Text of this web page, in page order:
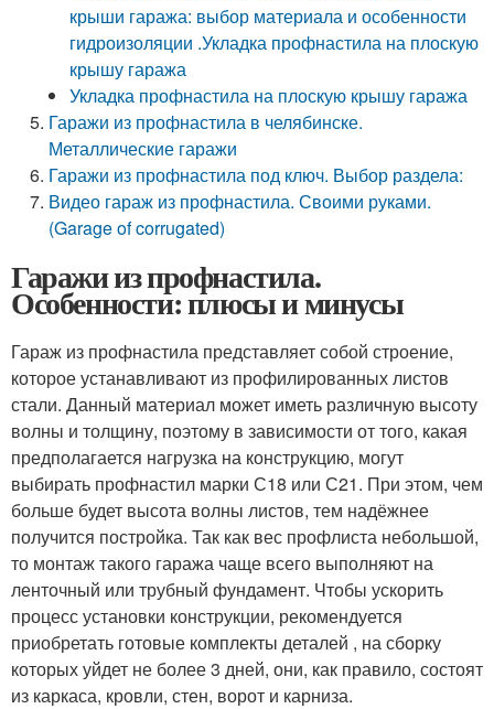
крыши гаража: выбор материала и особенности
гидроизоляции .Укладка профнастила на плоскую
крышу гаража
Укладка профнастила на плоскую крышу гаража
Гаражи из профнастила в челябинске.
Металлические гаражи
Гаражи из профнастила под ключ. Выбор раздела:
Видео гараж из профнастила. Своими руками.
(Garage of corrugated)
Гаражи из профнастила.
Особенности: плюсы и минусы
Гараж из профнастила представляет собой строение,
которое устанавливают из профилированных листов
стали. Данный материал может иметь различную высоту
волны и толщину, поэтому в зависимости от того, какая
предполагается нагрузка на конструкцию, могут
выбирать профнастил марки С18 или С21. При этом, чем
больше будет высота волны листов, тем надёжнее
получится постройка. Так как вес профлиста небольшой,
то монтаж такого гаража чаще всего выполняют на
ленточный или трубный фундамент. Чтобы ускорить
процесс установки конструкции, рекомендуется
приобретать готовые комплекты деталей , на сборку
которых уйдет не более 3 дней, они, как правило, состоят
из каркаса, кровли, стен, ворот и карниза.